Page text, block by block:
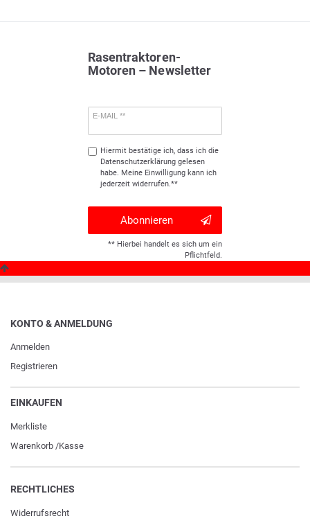
Rasentraktoren-
Motoren – Newsletter
E-MAIL **
Hiermit bestätige ich, dass ich die
Daten­schutz­erklärunggelesen
habe. Meine Einwilligung kann ich
jederzeit widerrufen.**
Abonnieren
** Hierbei handelt es sich um ein
Pflichtfeld.
KONTO & ANMELDUNG
Anmelden
Registrieren
EINKAUFEN
Merkliste
Warenkorb /Kasse
RECHTLICHES
Widerrufs­recht